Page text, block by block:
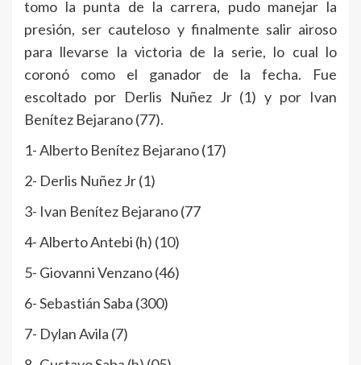
tomo la punta de la carrera, pudo manejar la
presión, ser cauteloso y finalmente salir airoso
para llevarse la victoria de la serie, lo cual lo
coronó como el ganador de la fecha. Fue
escoltado por Derlis Nuñez Jr (1) y por Ivan
Benítez Bejarano (77).
1- Alberto Benítez Bejarano (17)
2- Derlis Nuñez Jr (1)
3- Ivan Benítez Bejarano (77
4- Alberto Antebi (h) (10)
5- Giovanni Venzano (46)
6- Sebastián Saba (300)
7- Dylan Avila (7)